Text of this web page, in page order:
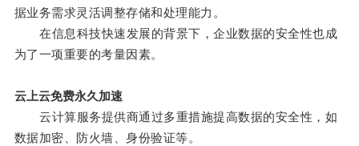
据业务需求灵活调整存储和处理能力。
在信息科技快速发展的背景下，企业数据的安全性也成
为了一项重要的考量因素。
云上云免费永久加速
云计算服务提供商通过多重措施提高数据的安全性，如
数据加密、防火墙、身份验证等。